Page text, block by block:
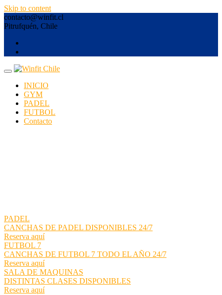
Skip to content
contacto@winfit.cl
Pitrufquén, Chile
INICIO
GYM
PADEL
FUTBOL
Contacto
PADEL
CANCHAS DE PADEL DISPONIBLES 24/7
Reserva aquí
FUTBOL 7
CANCHAS DE FUTBOL 7 TODO EL AÑO 24/7
Reserva aquí
SALA DE MAQUINAS
DISTINTAS CLASES DISPONIBLES
Reserva aquí